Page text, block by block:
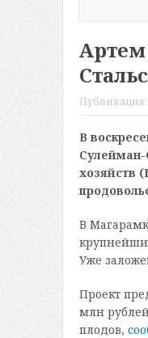
Публикация:
В
Сулейман-
хозяйств
В
Уже
Проект
млн
плодов,